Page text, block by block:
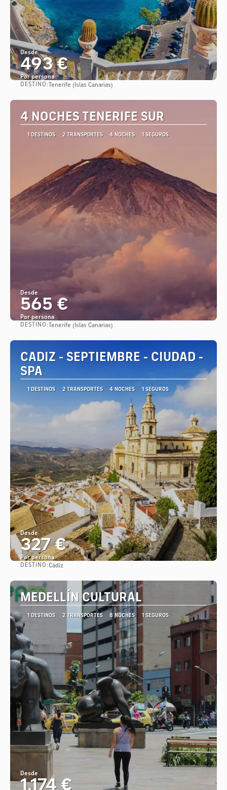
Desde
493 €
Por persona
Ver
DESTINO: Tenerife (Islas Canarias)
4 NOCHES TENERIFE SUR
1 DESTINOS 2 TRANSPORTES 4 NOCHES 1 SEGUROS
Desde
565 €
Por persona
Ver
DESTINO: Tenerife (Islas Canarias)
CADIZ - SEPTIEMBRE - CIUDAD -
SPA
1 DESTINOS 2 TRANSPORTES 4 NOCHES 1 SEGUROS
Desde
327 €
Por persona
DESTINO:Cádiz
MEDELLÍN CULTURAL
1 DESTINOS 2 TRANSPORTES 8 NOCHES 1 SEGUROS
Desde
1.174 €